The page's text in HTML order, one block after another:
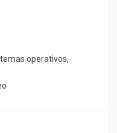
operativos,